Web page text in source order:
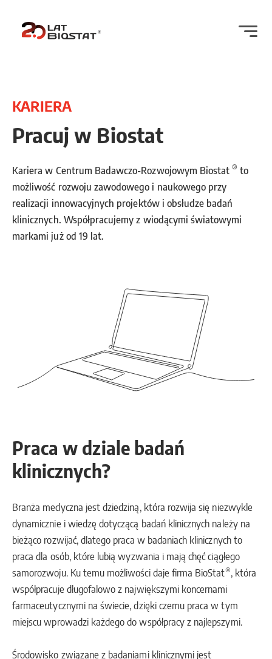
KARIERA
Pracuj w Biostat
Kariera w Centrum Badawczo-Rozwojowym Biostat® to
możliwość rozwoju zawodowego i naukowego przy
realizacji innowacyjnych projektów i obsłudze badań
klinicznych. Współpracujemy z wiodącymi światowymi
markami już od 19 lat.
Praca w dziale badań
klinicznych?
Branża medyczna jest dziedziną, która rozwija się niezwykle
dynamicznie i wiedzę dotyczącą badań klinicznych należy na
bieżąco rozwijać, dlatego praca w badaniach klinicznych to
praca dla osób, które lubią wyzwania i mają chęć ciągłego
samorozwoju. Ku temu możliwości daje firma BioStat®, która
współpracuje długofalowo z największymi koncernami
farmaceutycznymi na świecie, dzięki czemu praca w tym
miejscu wprowadzi każdego do współpracy z najlepszymi.
Środowisko związane z badaniami klinicznymi jest